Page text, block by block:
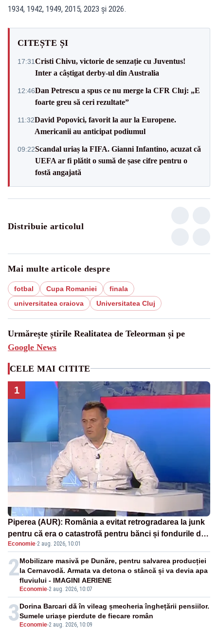
1934, 1942, 1949, 2015, 2023 și 2026.
CITEȘTE ȘI
17:31Cristi Chivu, victorie de senzație cu Juventus!
Inter a câștigat derby-ul din Australia
12:46Dan Petrescu a spus ce nu merge la CFR Cluj: „E
foarte greu să ceri rezultate”
11:32David Popovici, favorit la aur la Europene.
Americanii au anticipat podiumul
09:22Scandal uriaș la FIFA. Gianni Infantino, acuzat că
UEFA ar fi plătit o sumă de șase cifre pentru o
fostă angajată
Distribuie articolul
Mai multe articole despre
fotbal Cupa Romaniei
finala
universitatea craiova
Universitatea Cluj
Urmărește știrile Realitatea de Teleorman și pe
Google News
CELE MAI CITITE
1
Piperea (AUR): România a evitat retrogradarea la junk
pentru că era o catastrofă pentru bănci și fondurile de
pensii
Economie·2 aug. 2026, 10:01
2
Economie-2 aug. 2026, 10:07
Mobilizare masivă pe Dunăre, pentru salvarea producției
la Cernavodă. Armata va detona o stâncă și va devia apa
fluviului - IMAGINI AERIENE
3 Economie-2 aug. 2026, 10:09
Dorina Barcari dă în vileag șmecheria înghețării pensiilor.
Sumele uriașe pierdute de fiecare român